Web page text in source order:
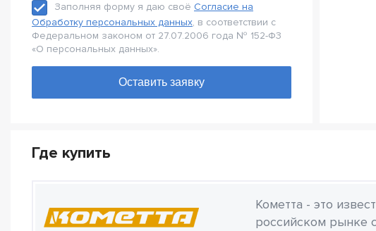
Заполняя форму я даю своё Согласие на
Обработку персональных данных, в соответствии с
Федеральном законом от 27.07.2006 года № 152-Ф3
«О персональных данных».
Где купить
Кометта - это
российском рынке